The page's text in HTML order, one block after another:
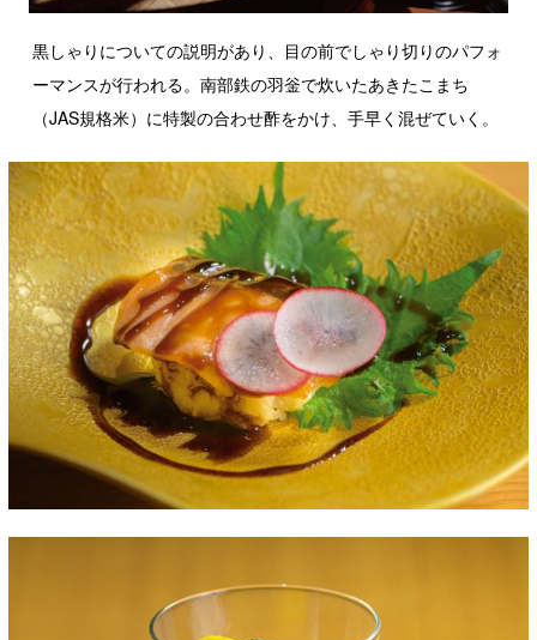
黒しゃりについての説明があり、目の前でしゃり切りのパフォ
ーマンスが行われる。南部鉄の羽釡で炊いたあきたこまち
（JAS規格米）に特製の合わせ酢をかけ、手早く混ぜていく。